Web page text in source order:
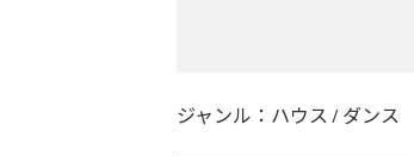
ジャンル： ハウス / ダンス